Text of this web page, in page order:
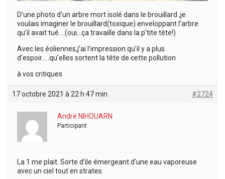
D’une photo d’un arbre mort isolé dans le brouillard ,je
voulais imaginer le brouillard(toxique) enveloppant l’arbre
qu’il avait tué….(oui…ça travaille dans la p’tite tête!)
Avec les éoliennes,j’ai l’impression qu’il y a plus
d’espoir…..qu’elles sortent la tête de cette pollution
à vos critiques
17 octobre 2021 à 22 h 47 min #2724
André NIHOUARN
Participant
La 1 me plait. Sorte d’ile émergeant d’une eau vaporeuse
avec un ciel tout en strates.